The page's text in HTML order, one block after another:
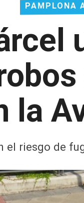
PAMPLONA
la
el riesgo de